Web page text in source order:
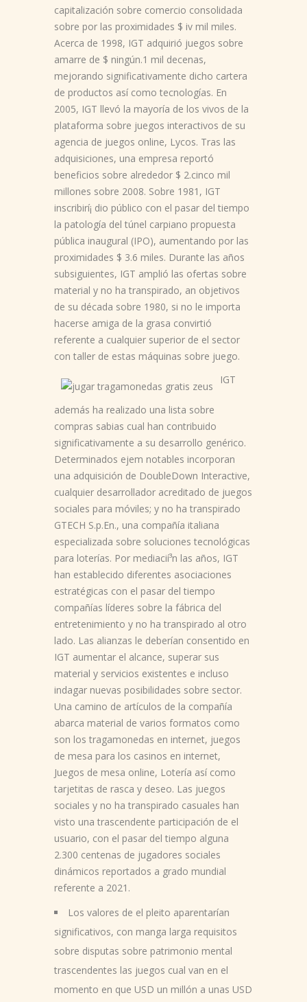
capitalización sobre comercio consolidada
sobre por las proximidades $ iv mil miles.
Acerca de 1998, IGT adquirió juegos sobre
amarre de $ ningún.1 mil decenas,
mejorando significativamente dicho cartera
de productos así­ como tecnologías. En
2005, IGT llevó la mayoría de los vivos de la
plataforma sobre juegos interactivos de su
agencia de juegos online, Lycos. Tras las
adquisiciones, una empresa reportó
beneficios sobre alrededor $ 2.cinco mil
millones sobre 2008. Sobre 1981, IGT
inscribirí¡ dio público con el pasar del tiempo
la patologí­a del túnel carpiano propuesta
pública inaugural (IPO), aumentando por las
proximidades $ 3.6 miles. Durante las años
subsiguientes, IGT amplió las ofertas sobre
material y no ha transpirado, an objetivos
de su década sobre 1980, si no le importa
hacerse amiga de la grasa convirtió
referente a cualquier superior de el sector
con taller de estas máquinas sobre juego.
IGT
además ha realizado una lista sobre
compras sabias cual han contribuido
significativamente a su desarrollo genérico.
Determinados ejem notables incorporan
una adquisición de DoubleDown Interactive,
cualquier desarrollador acreditado de juegos
sociales para móviles; y no ha transpirado
GTECH S.p.En., una compañía italiana
especializada sobre soluciones tecnológicas
para loterías. Por mediacií³n las años, IGT
han establecido diferentes asociaciones
estratégicas con el pasar del tiempo
compañías líderes sobre la fábrica del
entretenimiento y no ha transpirado al otro
lado. Las alianzas le deberían consentido en
IGT aumentar el alcance, superar sus
material y servicios existentes e incluso
indagar nuevas posibilidades sobre sector.
Una camino de artículos de la compañía
abarca material de varios formatos como
son los tragamonedas en internet, juegos
de mesa para los casinos en internet,
Juegos de mesa online, Lotería así­ como
tarjetitas de rasca y deseo. Las juegos
sociales y no ha transpirado casuales han
visto una trascendente participación de el
usuario, con el pasar del tiempo alguna
2.300 centenas de jugadores sociales
dinámicos reportados a grado mundial
referente a 2021.
Los valores de el pleito aparentarían
significativos, con manga larga requisitos
sobre disputas sobre patrimonio mental
trascendentes las juegos cual van en el
momento en que USD un millón a unas USD